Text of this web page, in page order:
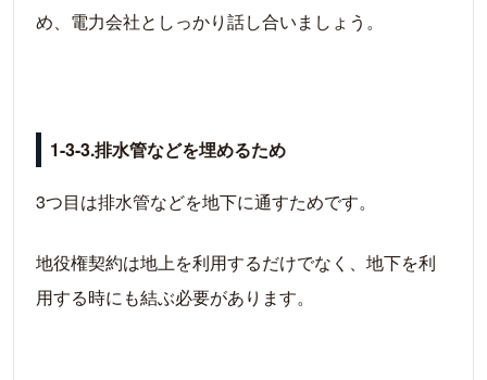
め、電力会社としっかり話し合いましょう。
1-3-3.排水管などを埋めるため
3つ目は排水管などを地下に通すためです。
地役権契約は地上を利用するだけでなく、地下を利
用する時にも結ぶ必要があります。